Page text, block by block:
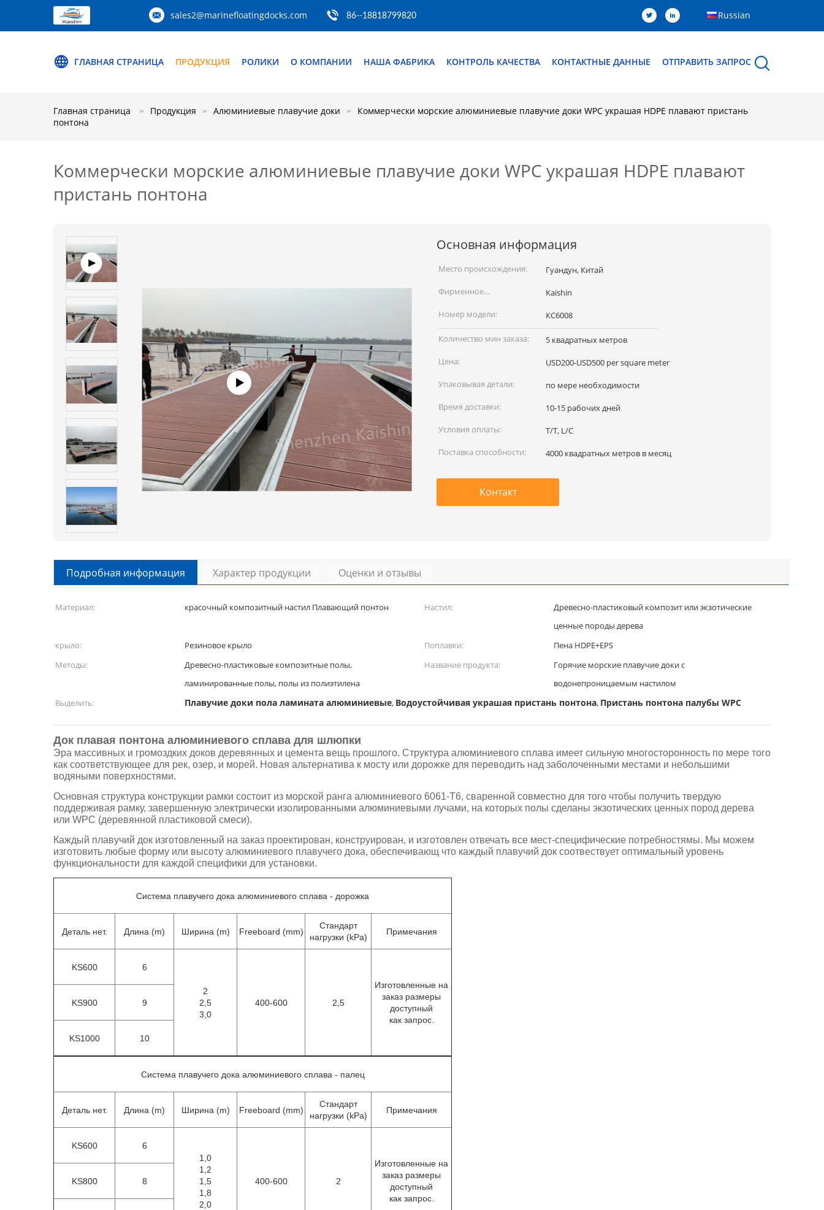
sales2@marinefloatingdocks.com 86--18818799820 Russian
ГЛАВНАЯ СТРАНИЦА ПРОДУКЦИЯ РОЛИКИ О КОМПАНИИ НАША ФАБРИКА КОНТРОЛЬ КАЧЕСТВА КОНТАКТНЫЕ ДАННЫЕ ОТПРАВИТЬ ЗАПРОС
Главная страница Продукция Алюминиевые плавучие доки
Коммерчески морские алюминиевые плавучие доки WPC украшая HDPE плавают пристань
понтона
Коммерчески морские алюминиевые плавучие доки WPC украшая HDPE плавают
пристань понтона
Основная информация
Место происхождения:
Гуандун, Китай
Фирменное
наименование:
Kaishin
Номер модели:
КС6008
Количество мин заказа:
5 квадратных метров
Цена:
USD200-USD500 per square meter
Упаковывая детали:
по мере необходимости
Время доставки:
10-15 рабочих дней
Условия оплаты:
T/T, L/C
Поставка способности:
4000 квадратных метров в месяц
Контакт
Подробная информация Характер продукции Оценки и отзывы
Материал: красочный композитный настил Плавающий понтон Настил:
Древесно-пластиковый композит или экзотические
ценные породы дерева
крыло:
Резиновое крыло Поплавки:
Пена HDPE+EPS
Методы:
Древесно-пластиковые композитные полы,
ламинированные полы, полы из полиэтилена
Название продукта:
Горячие морские плавучие доки с
водонепроницаемым настилом
Выделить:
Плавучие доки пола ламината алюминиевые, Водоустойчивая украшая пристань понтона, Пристань понтона палубы WPC
Док плавая понтона алюминиевого сплава для шлюпки
Эра массивных и громоздких доков деревянных и цемента вещь прошлого. Структура алюминиевого сплава имеет сильную многосторонность по мере того
как соответствующее для рек, озер, и морей. Новая альтернатива к мосту или дорожке для переводить над заболоченными местами и небольшими
водяными поверхностями.
Основная структура конструкции рамки состоит из морской ранга алюминиевого 6061-T6, сваренной совместно для того чтобы получить твердую
поддерживая рамку, завершенную электрически изолированными алюминиевыми лучами, на которых полы сделаны экзотических ценных пород дерева
или WPC (деревянной пластиковой смеси).
Каждый плавучий док изготовленный на заказ проектирован, конструирован, и изготовлен отвечать все мест-специфические потребностямы. Мы можем
изготовить любые форму или высоту алюминиевого плавучего дока, обеспечивающ что каждый плавучий док соотвествует оптимальный уровень
функциональности для каждой специфики для установки.
Система плавучего дока алюминиевого сплава - дорожка
Деталь нет. Длина (m) Ширина (m) Freeboard (mm)
Стандарт
нагрузки (kPa)
Примечания
KS600 6
2
2,5
3,0
400-600 2,5
Изготовленные на
заказ размеры
доступный
как запрос.
KS900 9
KS1000 10
Система плавучего дока алюминиевого сплава - палец
Деталь нет. Длина (m) Ширина (m) Freeboard (mm)
Стандарт
нагрузки (kPa)
Примечания
KS600
6
1,0
1,2
1,5
1,8
2,0
400-600 2
Изготовленные на
заказ размеры
доступный
как запрос.
KS800 8